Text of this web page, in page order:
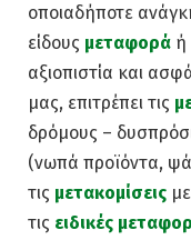
οποιαδήποτε
είδους μεταφορά ή
αξιοπιστία και
μας, επιτρέπει τις
δρόμους –
(νωπά προϊόντα,
τις μετακομίσεις με
τις ειδικές